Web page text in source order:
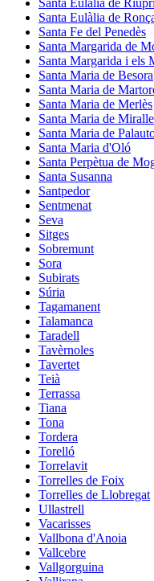
Santa Eulàlia de
Santa Fe del Penedès
Santa Margarida de
Santa Margarida i els
Santa Maria de Besora
Santa Maria de
Santa Maria de Merlès
Santa Maria de
Santa Maria de
Santa Maria d'Oló
Santa Perpètua de
Santa Susanna
Santpedor
Sentmenat
Seva
Sitges
Sobremunt
Sora
Subirats
Súria
Tagamanent
Talamanca
Taradell
Tavèrnoles
Tavertet
Teià
Terrassa
Tiana
Tona
Tordera
Torelló
Torrelavit
Torrelles de Foix
Torrelles de Llobregat
Ullastrell
Vacarisses
Vallbona d'Anoia
Vallcebre
Vallgorguina